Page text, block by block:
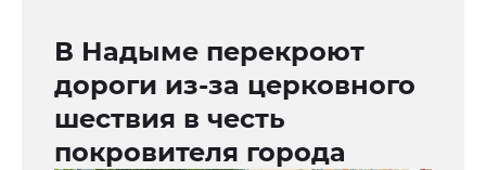
В Надыме перекроют
дороги из-за церковного
шествия в честь
покровителя города